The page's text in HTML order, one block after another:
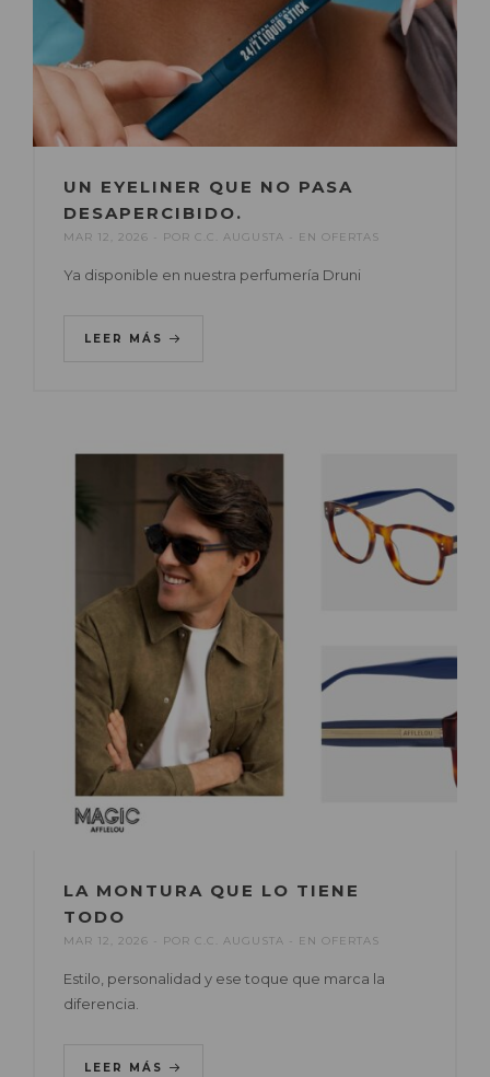
UN EYELINER QUE NO PASA
DESAPERCIBIDO.
MAR 12, 2026 POR C.C. AUGUSTA EN OFERTAS
Ya disponible en nuestra perfumería Druni
LEER MÁS
LA MONTURA QUE LO TIENE
TODO
MAR 12, 2026 POR C.C. AUGUSTA EN OFERTAS
Estilo, personalidad y ese toque que marca la
diferencia.
LEER MÁS